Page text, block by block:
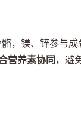
，镁、锌参与
营养素协同，避